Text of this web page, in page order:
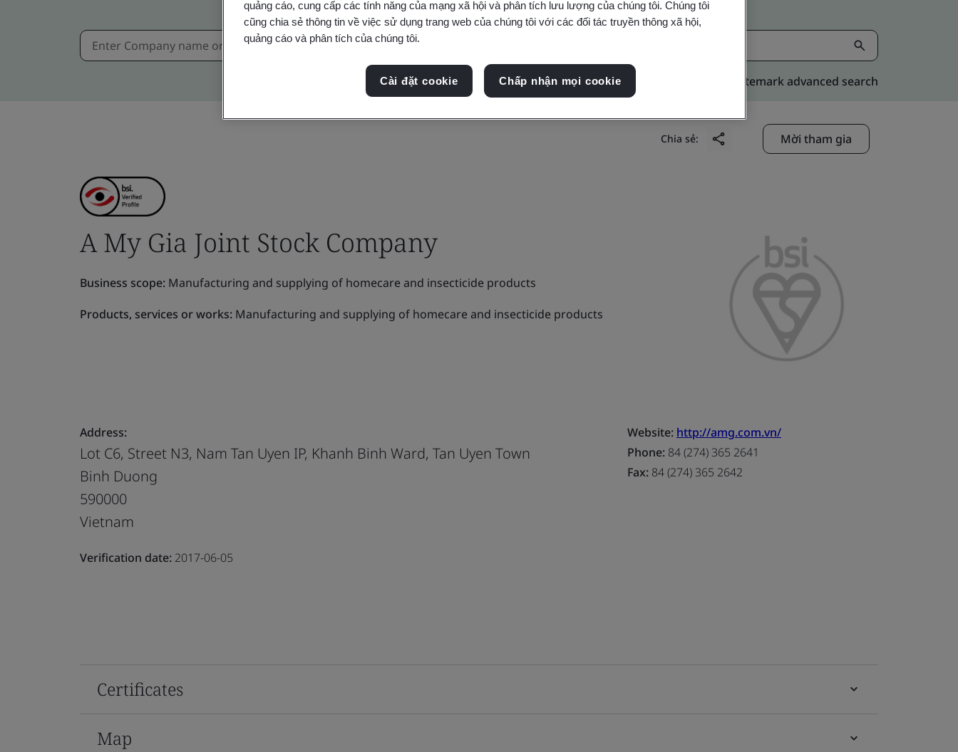
Kitemark advanced search
Chia sẻ: Mời tham gia
A My Gia Joint Stock Company
Business scope: Manufacturing and supplying of homecare and insecticide products
Products, services or works: Manufacturing and supplying of homecare and insecticide products
Address:
Lot C6, Street N3, Nam Tan Uyen IP, Khanh Binh Ward, Tan Uyen Town
Binh Duong
590000
Vietnam
Verification date: 2017-06-05
Website: http://amg.com.vn/
Phone: 84 (274) 365 2641
Fax: 84 (274) 365 2642
Certificates
Map
quảng cáo, cung cấp các tính năng của mạng xã hội và phân tích lưu lượng của chúng tôi. Chúng tôi
cũng chia sẻ thông tin về việc sử dụng trang web của chúng tôi với các đối tác truyền thông xã hội,
quảng cáo và phân tích của chúng tôi.
Cài đặt cookie Chấp nhận mọi cookie